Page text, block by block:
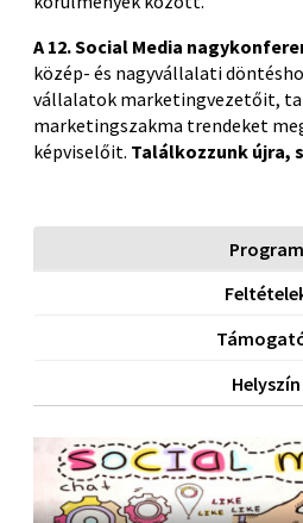
A 12. Social Media
közép- és nagyvállalati
vállalatok marketingvezetőit,
marketingszakma trendeket
képviselőit. Találkozzunk újra,
Program
Helyszín